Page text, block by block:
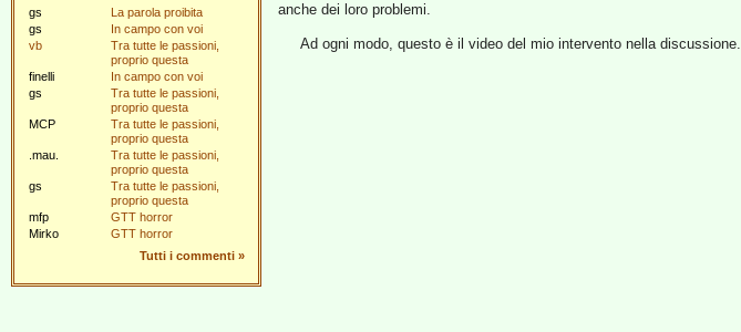
gs
La parola proibita
gs
In campo con voi
vb
Tra tutte le passioni,
proprio questa
finelli
In campo con voi
gs
Tra tutte le passioni,
proprio questa
MCP
Tra tutte le passioni,
proprio questa
.mau.
Tra tutte le passioni,
proprio questa
gs
Tra tutte le passioni,
proprio questa
mfp
GTT horror
Mirko
GTT horror
Tutti i commenti »
anche dei loro problemi.
Ad ogni modo, questo è il video del mio intervento nella discussione.